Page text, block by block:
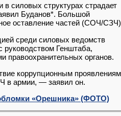
силовых структурах страдает
Буданов*. Большой
оставление частей (СОЧ/
среди силовых ведомств
руководством Генштаба,
правоохранительных органов.
коррупционным
в армии, — заявил он.
«Орешника» (ФОТО)